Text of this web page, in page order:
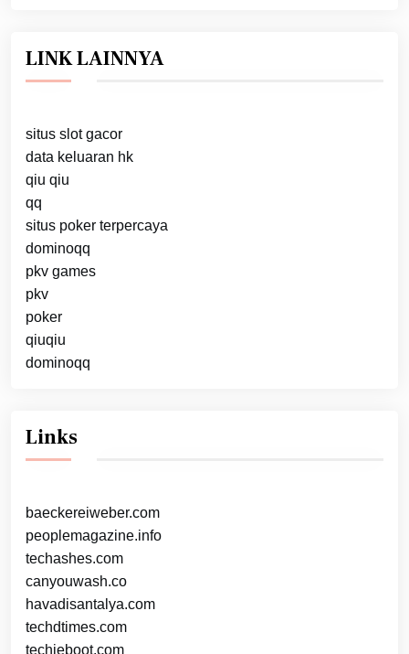
LINK LAINNYA
situs slot gacor
data keluaran hk
qiu qiu
qq
situs poker terpercaya
dominoqq
pkv games
pkv
poker
qiuqiu
dominoqq
Links
baeckereiweber.com
peoplemagazine.info
techashes.com
canyouwash.co
havadisantalya.com
techdtimes.com
techieboot.com